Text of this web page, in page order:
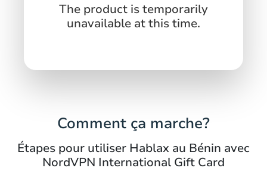
The product is temporarily
unavailable at this time.
Comment ça marche?
Étapes pour utiliser Hablax au Bénin avec
NordVPN International Gift Card